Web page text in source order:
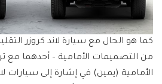
من التصميمات الأمامية – أحدهما مع
الأمامية (يمين) في إشارة إلى سيارات